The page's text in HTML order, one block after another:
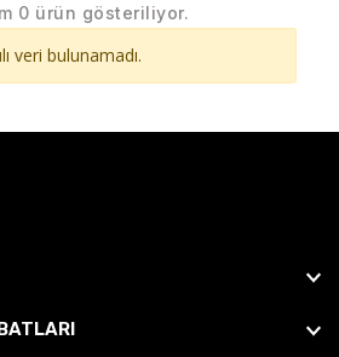
0 ürün gösteriliyor.
veri bulunamadı.